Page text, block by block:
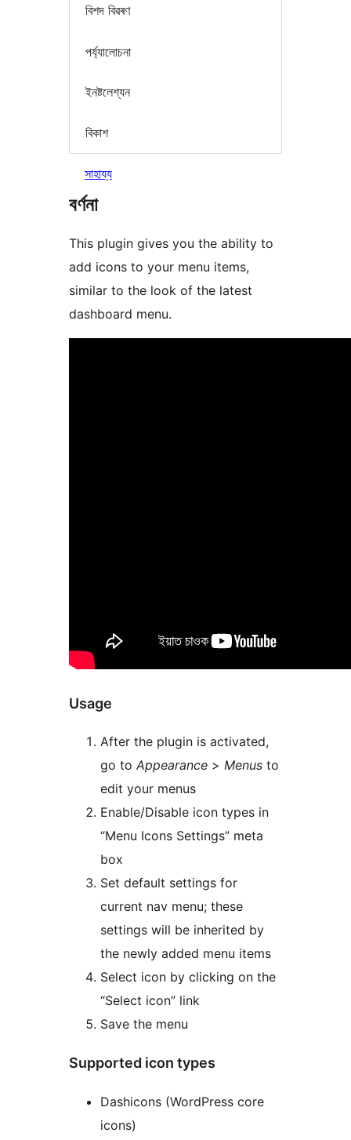
বিশদ বিৱৰণ
পৰ্য্যালোচনা
ইনষ্টলেশ্যন
বিকাশ
সাহায্য
বৰ্ণনা
This plugin gives you the ability to
add icons to your menu items,
similar to the look of the latest
dashboard menu.
Usage
After the plugin is activated,
go to Appearance > Menus to
edit your menus
Enable/Disable icon types in
“Menu Icons Settings” meta
box
Set default settings for
current nav menu; these
settings will be inherited by
the newly added menu items
Select icon by clicking on the
“Select icon” link
Save the menu
Supported icon types
Dashicons (WordPress core
icons)